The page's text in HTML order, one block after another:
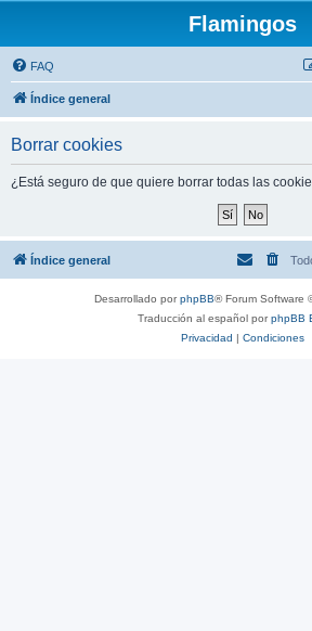
Flamingos
FAQ
Índice general
Borrar cookies
¿Está seguro de que quiere borrar todas las
Índice general
Desarrollado porphpBB® Forum Software
Traducción al español porphpBB
Privacidad | Condiciones